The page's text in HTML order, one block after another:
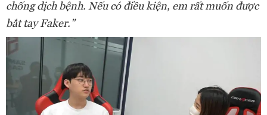
chống dịch bệnh. Nếu có điều kiện, em rất muốn được
bắt tay Faker."